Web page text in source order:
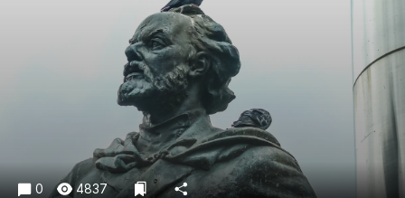
Недвижимость и ЖКХ
Образование
Общество
Праздники
Происшествия
0 4837